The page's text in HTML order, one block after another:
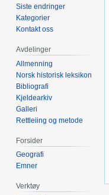
Siste endringer
Kategorier
Kontakt oss
Avdelinger
Allmenning
Norsk historisk leksikon
Bibliografi
Kjeldearkiv
Galleri
Rettleiing og metode
Forsider
Geografi
Emner
Verktøy